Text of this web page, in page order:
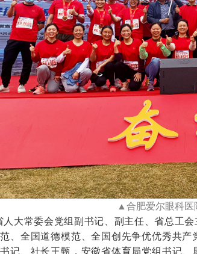
▲合肥爱尔眼科医
常委会党组副书记、副主任、省总工会
、全国道德模范、全国创先争优优秀共
记、社长王甄，安徽省体育局党组书记